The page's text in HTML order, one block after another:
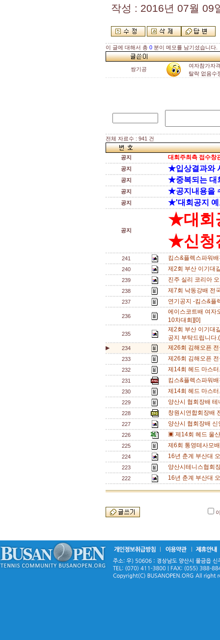
작성 : 2016년 07월 09
이 글에 대해서 총 0 분이 메모를 남기셨습니다.
쌍기공
여자참가자
탈락 없음수
전체 자료수 : 941 건
공지 대회주최측 접수창
공지 ★입상결과와
공지 ★중복되는 대
공지 ★공지내용을
공지 ★'대회공지 예
공지
★대회
★신청
241 킴스&플렉스파워
240 제2회 부산 이기대
239 진주 실리 코리아
238 제7회 낙동강배 전
237 연기공지 -킴스&
236
에이스코트배 여자
10차대회][0]
235
제2회 부산 이기대
공지 부탁드립니
▶ 234 제26회 김해오픈
233 제26회 김해오픈
232 제14회 헤드 마스
231 킴스&플렉스파워
230 제14회 헤드 마스
229 양산시 협회장배
228 창원시연합회장배
227 양산시 협회장배
226 ▣ 제14회 헤드 울
225 제6회 통영테사모
224 16년 춘계 부산대
223 양산시테니스협회
222 16년 춘계 부산대